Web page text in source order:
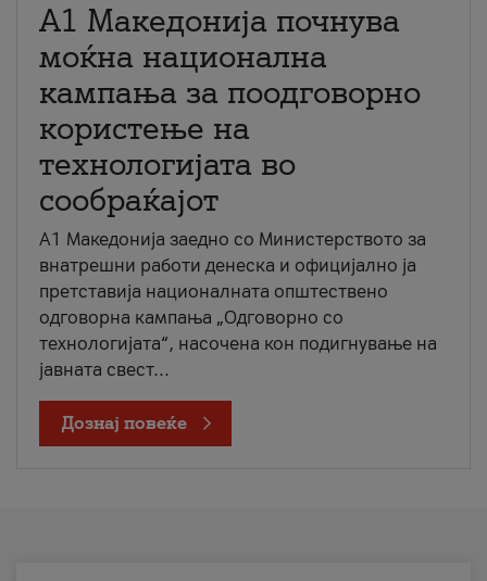
A1 Македонија почнува
моќна национална
кампања за поодговорно
користење на
технологијата во
сообраќајот
A1 Македонија заедно со Министерството за
внатрешни работи денеска и официјално ја
претставија националната општествено
одговорна кампања „Одговорно со
технологијата“, насочена кон подигнување на
јавната свест...
Дознај повеќе